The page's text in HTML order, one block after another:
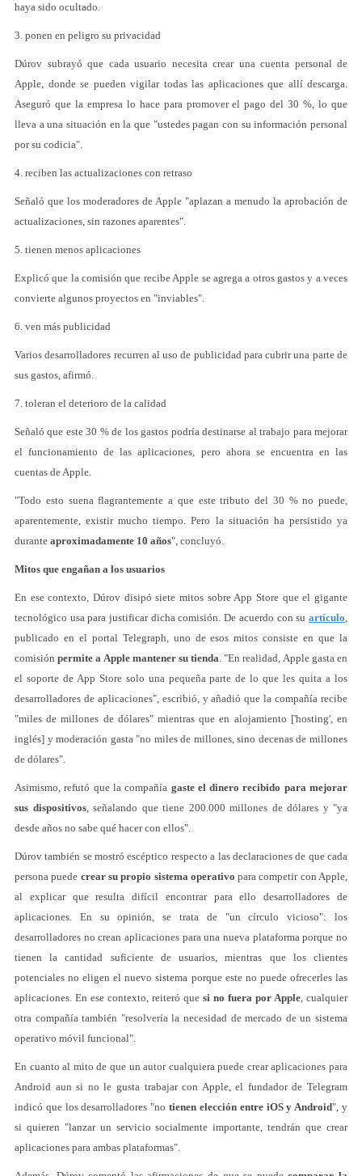
haya sido ocultado.
3. ponen en peligro su privacidad
Dúrov subrayó que cada usuario necesita crear una cuenta personal de
Apple, donde se pueden vigilar todas las aplicaciones que allí descarga.
Aseguró que la empresa lo hace para promover el pago del 30 %, lo que
lleva a una situación en la que "ustedes pagan con su información personal
por su codicia".
4. reciben las actualizaciones con retraso
Señaló que los moderadores de Apple "aplazan a menudo la aprobación de
actualizaciones, sin razones aparentes".
5. tienen menos aplicaciones
Explicó que la comisión que recibe Apple se agrega a otros gastos y a veces
convierte algunos proyectos en "inviables".
6. ven más publicidad
Varios desarrolladores recurren al uso de publicidad para cubrir una parte de
sus gastos, afirmó.
7. toleran el deterioro de la calidad
Señaló que este 30 % de los gastos podría destinarse al trabajo para mejorar
el funcionamiento de las aplicaciones, pero ahora se encuentra en las
cuentas de Apple.
"Todo esto suena flagrantemente a que este tributo del 30 % no puede,
aparentemente, existir mucho tiempo. Pero la situación ha persistido ya
durante aproximadamente 10 años", concluyó.
Mitos que engañan a los usuarios
En ese contexto, Dúrov disipó siete mitos sobre App Store que el gigante
tecnológico usa para justificar dicha comisión. De acuerdo con su artículo,
publicado en el portal Telegraph, uno de esos mitos consiste en que la
comisión permite a Apple mantener su tienda. "En realidad, Apple gasta en
el soporte de App Store solo una pequeña parte de lo que les quita a los
desarrolladores de aplicaciones", escribió, y añadió que la compañía recibe
"miles de millones de dólares" mientras que en alojamiento ['hosting', en
inglés] y moderación gasta "no miles de millones, sino decenas de millones
de dólares".
Asimismo, refutó que la compañía gaste el dinero recibido para mejorar
sus dispositivos, señalando que tiene 200.000 millones de dólares y "ya
desde años no sabe qué hacer con ellos".
Dúrov también se mostró escéptico respecto a las declaraciones de que cada
persona puede crear su propio sistema operativo para competir con Apple,
al explicar que resulta difícil encontrar para ello desarrolladores de
aplicaciones. En su opinión, se trata de "un círculo vicioso": los
desarrolladores no crean aplicaciones para una nueva plataforma porque no
tienen la cantidad suficiente de usuarios, mientras que los clientes
potenciales no eligen el nuevo sistema porque este no puede ofrecerles las
aplicaciones. En ese contexto, reiteró que si no fuera por Apple, cualquier
otra compañía también "resolvería la necesidad de mercado de un sistema
operativo móvil funcional".
En cuanto al mito de que un autor cualquiera puede crear aplicaciones para
Android aun si no le gusta trabajar con Apple, el fundador de Telegram
indicó que los desarrolladores "notienen elección entre iOS y Android", y
si quieren "lanzar un servicio socialmente importante, tendrán que crear
aplicaciones para ambas plataformas".